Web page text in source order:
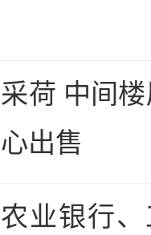
采荷 中间
心出售
农业银行